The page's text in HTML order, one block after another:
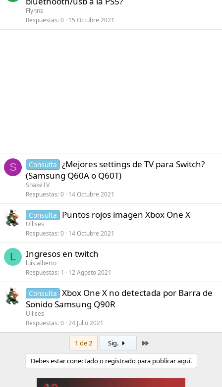
Flynns
Respuestas 0 15 Octubre 2021
S Consulta ¿Mejores settings de TV para Switch?
(Samsung Q60A o Q60T)
SnakeTV
Respuestas 0 14 Octubre 2021
Consulta Puntos rojos imagen Xbox One X
Ullises
Respuestas 0 14 Octubre 2021
L Ingresos en twitch
luis.alberto
Respuestas 1 12 Agosto 2021
Consulta Xbox One X no detectada por Barra de
Sonido Samsung Q90R
Ullises
Respuestas 0 24 Julio 2021
1 de 2 Sig.
Debes estar conectado o registrado para publicar aquí.